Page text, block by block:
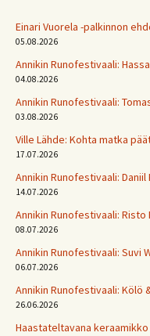
Einari Vuorela -palkinnon
05.08.2026
Annikin Runofestivaali:
04.08.2026
Annikin Runofestivaali:
03.08.2026
Ville Lähde: Kohta matka
17.07.2026
Annikin Runofestivaali: Daniil
14.07.2026
Annikin Runofestivaali: Risto
08.07.2026
Annikin Runofestivaali: Suvi
06.07.2026
Annikin Runofestivaali: Kölö
26.06.2026
Haastateltavana keraamikko